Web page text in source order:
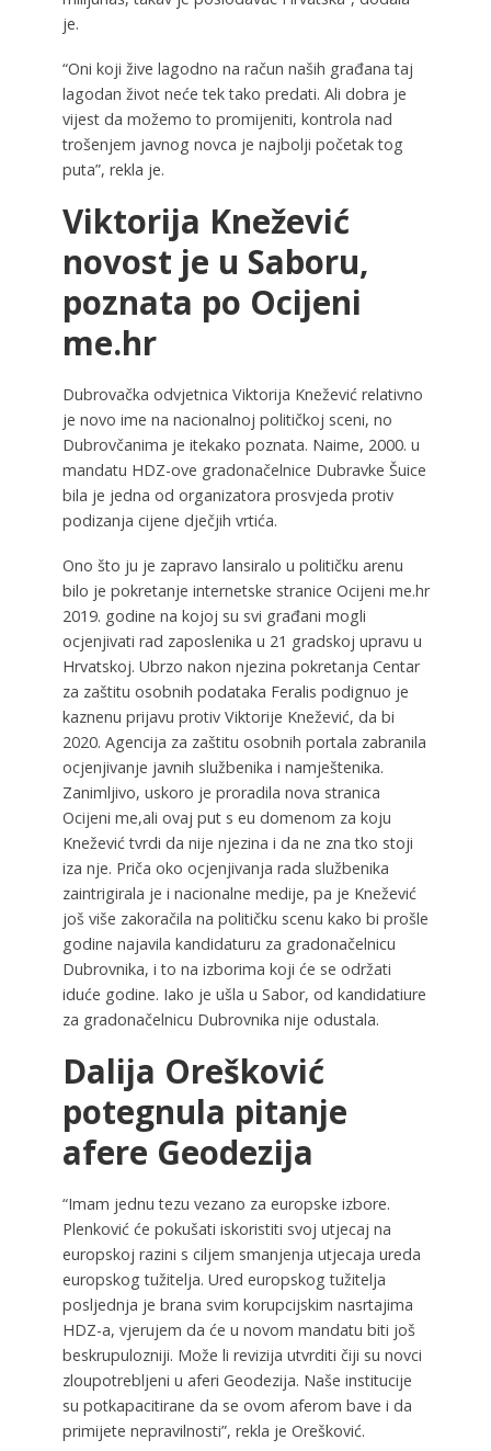
je.
“Oni koji žive lagodno na račun naših građana taj
lagodan život neće tek tako predati. Ali dobra je
vijest da možemo to promijeniti, kontrola nad
trošenjem javnog novca je najbolji početak tog
puta”, rekla je.
Viktorija Knežević
novost je u Saboru,
poznata po Ocijeni
me.hr
Dubrovačka odvjetnica Viktorija Knežević relativno
je novo ime na nacionalnoj političkoj sceni, no
Dubrovčanima je itekako poznata. Naime, 2000. u
mandatu HDZ-ove gradonačelnice Dubravke Šuice
bila je jedna od organizatora prosvjeda protiv
podizanja cijene dječjih vrtića.
Ono što ju je zapravo lansiralo u političku arenu
bilo je pokretanje internetske stranice Ocijeni me.hr
2019. godine na kojoj su svi građani mogli
ocjenjivati rad zaposlenika u 21 gradskoj upravu u
Hrvatskoj. Ubrzo nakon njezina pokretanja Centar
za zaštitu osobnih podataka Feralis podignuo je
kaznenu prijavu protiv Viktorije Knežević, da bi
2020. Agencija za zaštitu osobnih portala zabranila
ocjenjivanje javnih službenika i namještenika.
Zanimljivo, uskoro je proradila nova stranica
Ocijeni me,ali ovaj put s eu domenom za koju
Knežević tvrdi da nije njezina i da ne zna tko stoji
iza nje. Priča oko ocjenjivanja rada službenika
zaintrigirala je i nacionalne medije, pa je Knežević
još više zakoračila na političku scenu kako bi prošle
godine najavila kandidaturu za gradonačelnicu
Dubrovnika, i to na izborima koji će se održati
iduće godine. Iako je ušla u Sabor, od kandidatiure
za gradonačelnicu Dubrovnika nije odustala.
Dalija Orešković
potegnula pitanje
afere Geodezija
“Imam jednu tezu vezano za europske izbore.
Plenković će pokušati iskoristiti svoj utjecaj na
europskoj razini s ciljem smanjenja utjecaja ureda
europskog tužitelja. Ured europskog tužitelja
posljednja je brana svim korupcijskim nasrtajima
HDZ-a, vjerujem da će u novom mandatu biti još
beskrupulozniji. Može li revizija utvrditi čiji su novci
zloupotrebljeni u aferi Geodezija. Naše institucije
su potkapacitirane da se ovom aferom bave i da
primijete nepravilnosti”, rekla je Orešković.